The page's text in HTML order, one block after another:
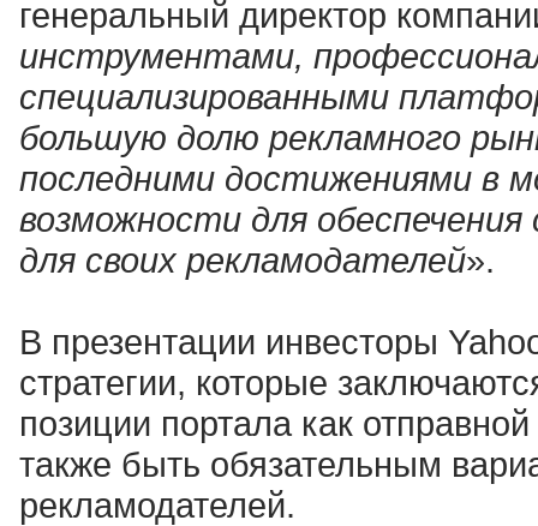
генеральный директор
инструментами,
специализированными
большую долю рекламного
последними достижениями в
возможности для
для своих рекламодателей».
В презентации инвесторы
стратегии, которые
позиции портала как
также быть обязательным
рекламодателей.